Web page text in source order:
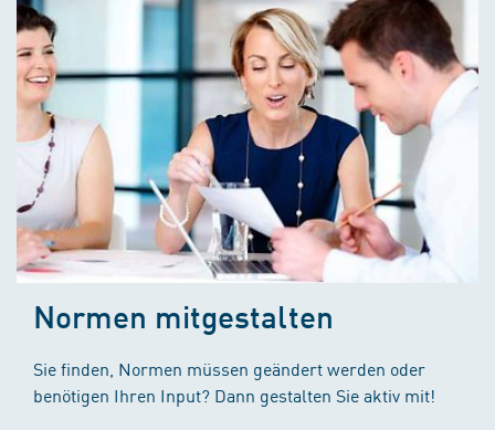
Normen mitgestalten
Sie finden, Normen müssen geändert werden oder
benötigen Ihren Input? Dann gestalten Sie aktiv mit!